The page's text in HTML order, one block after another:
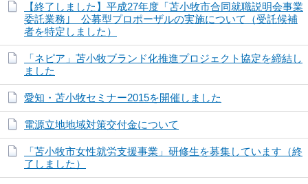
【終了しました】平成27年度「苫小牧市合同就職説明会事業
委託業務｣ 公募型プロポーザルの実施について（受託候補
者を特定しました）
「ネピア」苫小牧ブランド化推進プロジェクト協定を締結し
ました
愛知・苫小牧セミナー2015を開催しました
電源立地地域対策交付金について
「苫小牧市女性就労支援事業」研修生を募集しています（終
了しました）